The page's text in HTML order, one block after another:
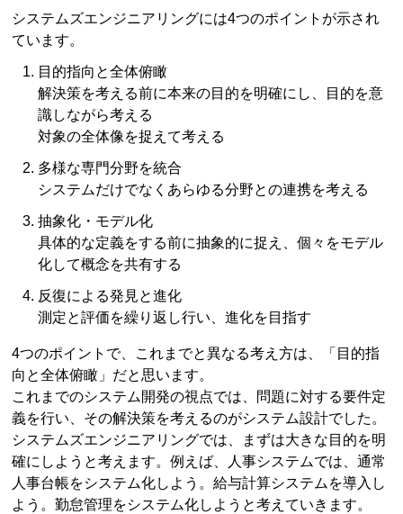
システムズエンジニアリングには4つのポイントが示され
ています。
目的指向と全体俯瞰
解決策を考える前に本来の目的を明確にし、目的を意
識しながら考える
対象の全体像を捉えて考える
多様な専門分野を統合
システムだけでなくあらゆる分野との連携を考える
抽象化・モデル化
具体的な定義をする前に抽象的に捉え、個々をモデル
化して概念を共有する
反復による発見と進化
測定と評価を繰り返し行い、進化を目指す
4つのポイントで、これまでと異なる考え方は、「目的指
向と全体俯瞰」だと思います。
これまでのシステム開発の視点では、問題に対する要件定
義を行い、その解決策を考えるのがシステム設計でした。
システムズエンジニアリングでは、まずは大きな目的を明
確にしようと考えます。例えば、人事システムでは、通常
人事台帳をシステム化しよう。給与計算システムを導入し
よう。勤怠管理をシステム化しようと考えていきます。